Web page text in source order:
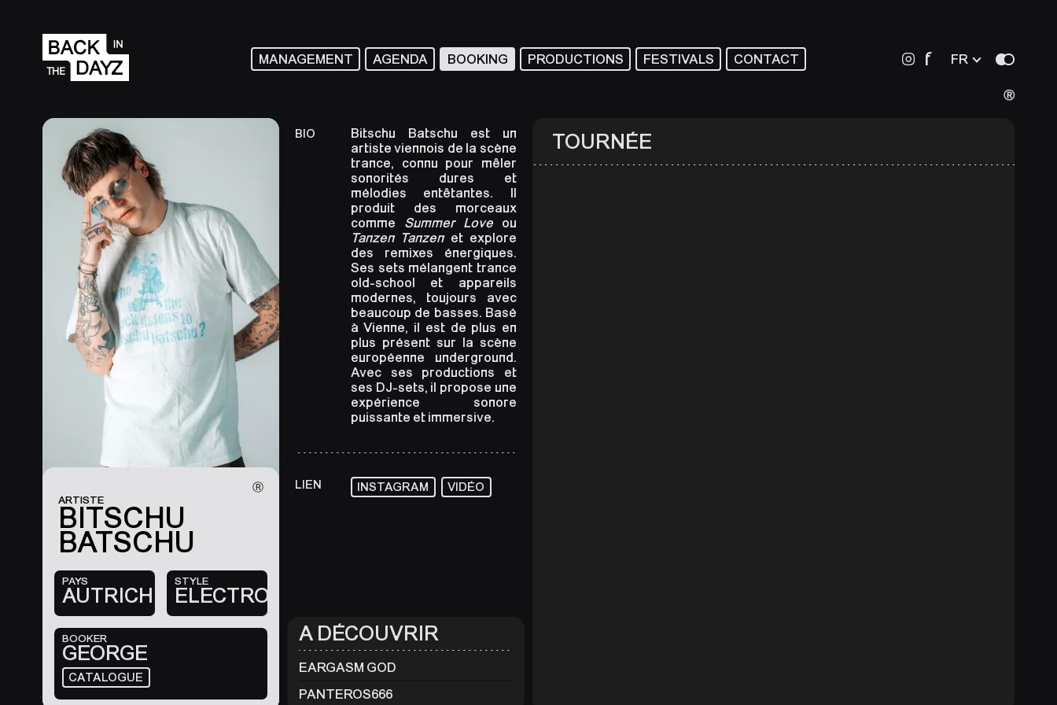
Ⓡ
ARTISTE
BITSCHU
BATSCHU
PAYS
AUTRICHE
STYLE
ELECTRO
BOOKER
GEORGE
CATALOGUE
BIO
Bitschu Batschu est un
artiste viennois de la scène
trance, connu pour mêler
sonorités dures et
mélodies entêtantes. Il
produit des morceaux
comme Summer Loveou
Tanzen Tanzenet explore
des remixes énergiques.
Ses sets mélangent trance
old-school et appareils
modernes, toujours avec
beaucoup de basses. Basé
à Vienne, il est de plus en
plus présent sur la scène
européenne underground.
Avec ses productions et
ses DJ-sets, il propose une
expérience sonore
puissante et immersive.
LIEN INSTAGRAM VIDÉO
À DÉCOUVRIR
EARGASM GOD
PANTEROS666
TOURNÉE
MANAGEMENT AGENDA BOOKING PRODUCTIONS FESTIVALS CONTACT f FR
Ⓡ